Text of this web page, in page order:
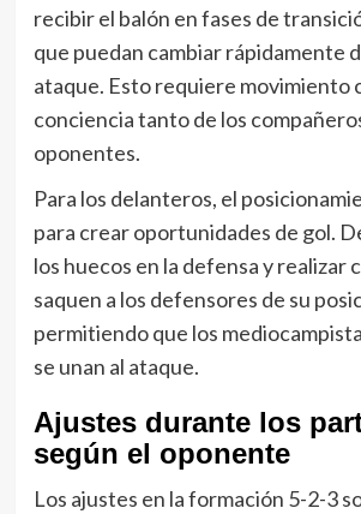
recibir el balón en fases de
que puedan cambiar rápidamente
ataque. Esto requiere movimiento
conciencia tanto de los
oponentes.
Para los delanteros, el
para crear oportunidades de gol.
los huecos en la defensa y realizar
saquen a los defensores de su
permitiendo que los
se unan al ataque.
Ajustes durante los
según el oponente
Los ajustes en la formación 5-2-3